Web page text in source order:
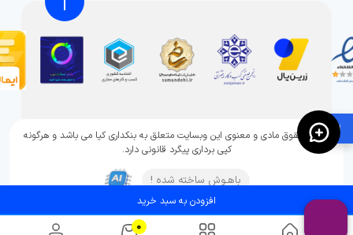
🛍️
0
تمامی حقوق مادی و معنوی این وبسایت متعلق به بنکداری کیا می باشد و هرگونه
کپی برداری پیگرد قانونی دارد.
باهـوش ساخته شده !
افزودن به سبد خرید